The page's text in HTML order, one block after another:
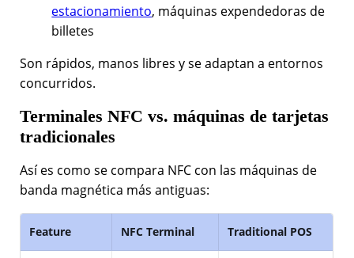
estacionamiento, máquinas expendedoras de
billetes
Son rápidos, manos libres y se adaptan a entornos
concurridos.
Terminales NFC vs. máquinas de tarjetas
tradicionales
Así es como se compara NFC con las máquinas de
banda magnética más antiguas:
Feature NFC Terminal Traditional POS